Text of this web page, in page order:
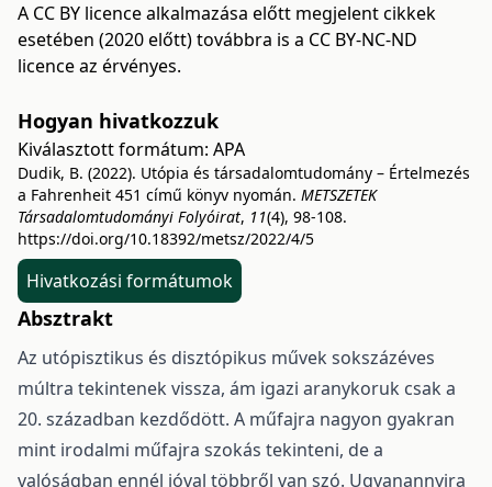
A CC BY licence alkalmazása előtt megjelent cikkek
esetében (2020 előtt) továbbra is a CC BY-NC-ND
licence az érvényes.
Hogyan hivatkozzuk
Kiválasztott formátum: APA
Dudik, B. (2022). Utópia és társadalomtudomány – Értelmezés
a Fahrenheit 451 című könyv nyomán. METSZETEK
Társadalomtudományi Folyóirat, 11(4), 98-108.
https://doi.org/10.18392/metsz/2022/4/5
Hivatkozási formátumok
Absztrakt
Az utópisztikus és disztópikus művek sokszázéves
múltra tekintenek vissza, ám igazi aranykoruk csak a
20. században kezdődött. A műfajra nagyon gyakran
mint irodalmi műfajra szokás tekinteni, de a
valóságban ennél jóval többről van szó. Ugyanannyira